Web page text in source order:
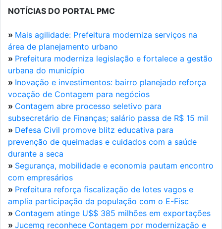
NOTÍCIAS DO PORTAL PMC
» Mais agilidade: Prefeitura moderniza serviços na
área de planejamento urbano
» Prefeitura moderniza legislação e fortalece a gestão
urbana do município
» Inovação e investimentos: bairro planejado reforça
vocação de Contagem para negócios
» Contagem abre processo seletivo para
subsecretário de Finanças; salário passa de R$ 15 mil
» Defesa Civil promove blitz educativa para
prevenção de queimadas e cuidados com a saúde
durante a seca
» Segurança, mobilidade e economia pautam encontro
com empresários
» Prefeitura reforça fiscalização de lotes vagos e
amplia participação da população com o E-Fisc
» Contagem atinge U$$ 385 milhões em exportações
» Jucemg reconhece Contagem por modernização e